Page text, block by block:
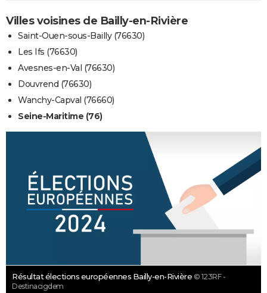
Villes voisines de Bailly-en-Rivière
Saint-Ouen-sous-Bailly (76630)
Les Ifs (76630)
Avesnes-en-Val (76630)
Douvrend (76630)
Wanchy-Capval (76660)
Seine-Maritime (76)
Résultat élections européennes Bailly-en-Rivière © 123RF -
Destinacigdem